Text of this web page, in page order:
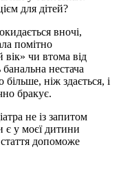
для дітей?
вночі,
помітно
чи втома від
нестача
ніж здається, і
бракує.
не із запитом
є у моєї дитини
допоможе